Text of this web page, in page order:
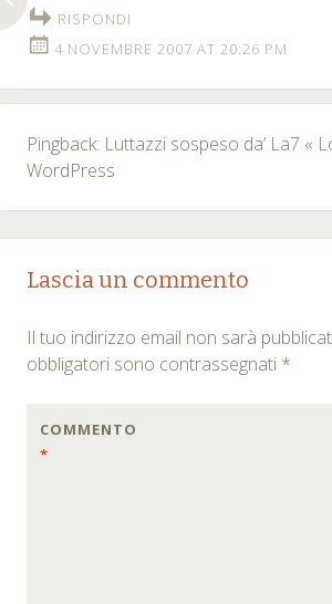
RISPONDI
4 NOVEMBRE 2007 AT 20:26 PM
Pingback: Luttazzi sospeso da’ La7 «
WordPress
Lascia un commento
Il tuo indirizzo email non sarà
obbligatori sono contrassegnati *
COMMENTO
*